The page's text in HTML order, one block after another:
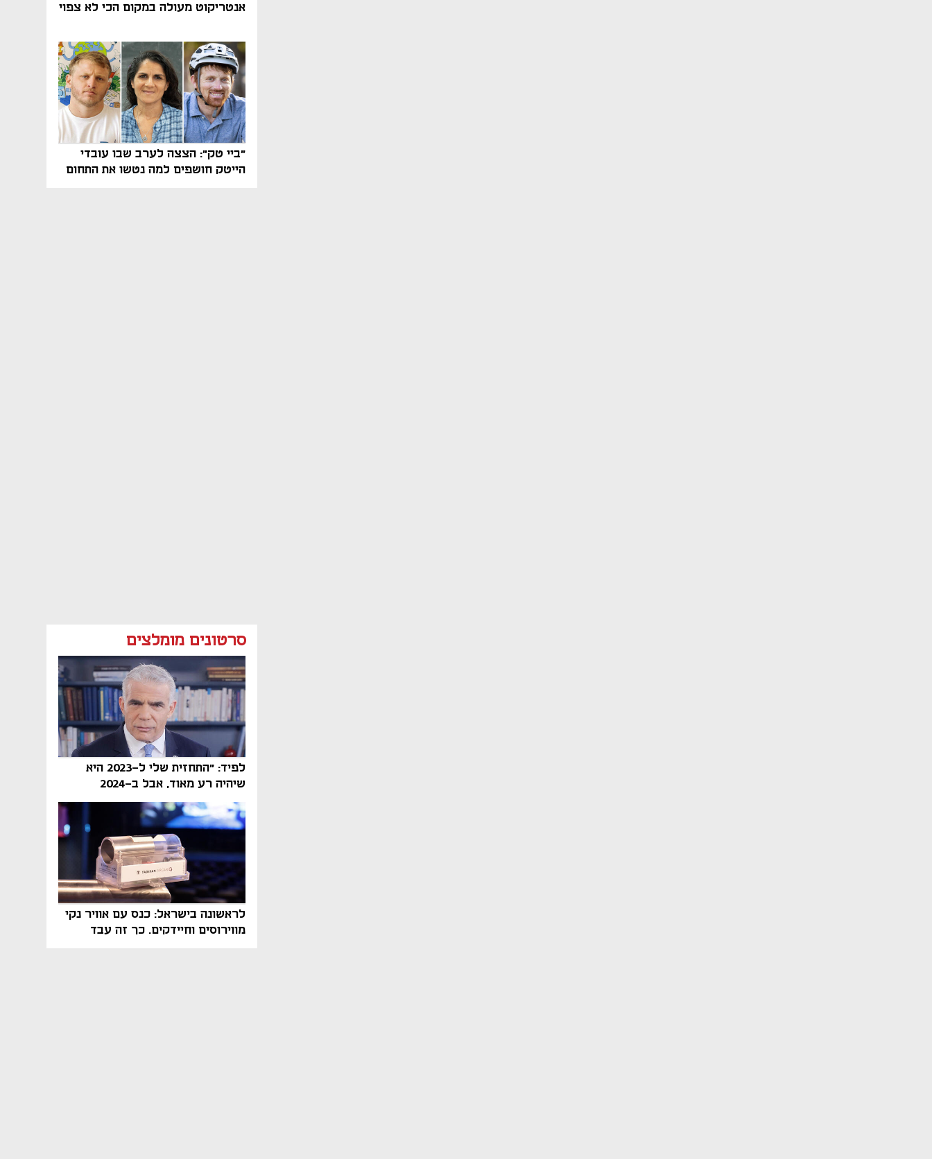
אנטריקוט מעולה במקום הכי לא צפוי
"ביי טק": הצצה לערב שבו עובדי
הייטק חושפים למה נטשו את התחום
סרטונים מומלצים
לפיד: "התחזית שלי ל-2023 היא
שיהיה רע מאוד, אבל ב-2024
הממשלה תיפול"
לראשונה בישראל: כנס עם אוויר נקי
מווירוסים וחיידקים. כך זה עבד